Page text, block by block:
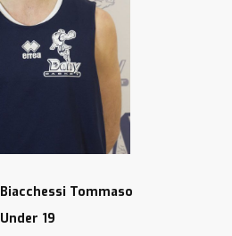
Biacchessi Tommaso
Under 19